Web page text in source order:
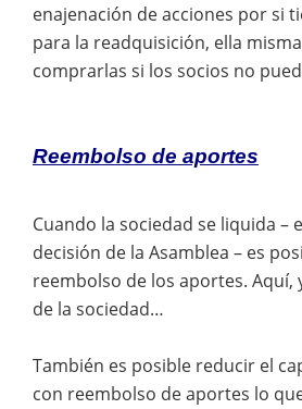
enajenación de acciones por si
para la readquisición, ella
comprarlas si los socios no
Reembolso de aportes
Cuando la sociedad se liquida –
decisión de la Asamblea – es
reembolso de los aportes. Aquí,
de la sociedad…
También es posible reducir el
con reembolso de aportes lo